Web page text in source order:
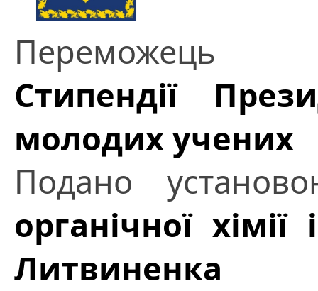
Переможець
Стипендії
молодих учених
Подано
органічної
Литвиненка